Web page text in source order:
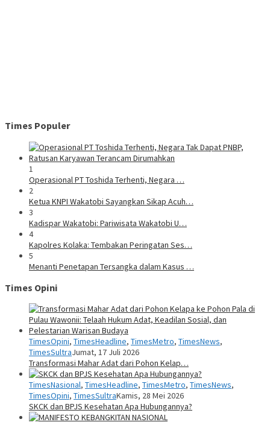
Times Populer
1
Operasional PT Toshida Terhenti, Negara …
2
Ketua KNPI Wakatobi Sayangkan Sikap Acuh…
3
Kadispar Wakatobi: Pariwisata Wakatobi U…
4
Kapolres Kolaka: Tembakan Peringatan Ses…
5
Menanti Penetapan Tersangka dalam Kasus …
Times Opini
TimesOpini, TimesHeadline, TimesMetro, TimesNews,
TimesSultraJumat, 17 Juli 2026
Transformasi Mahar Adat dari Pohon Kelap…
TimesNasional, TimesHeadline, TimesMetro, TimesNews,
TimesOpini, TimesSultraKamis, 28 Mei 2026
SKCK dan BPJS Kesehatan Apa Hubungannya?